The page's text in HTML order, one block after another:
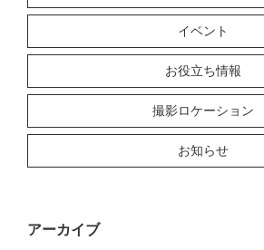
イベント
お役立ち情報
撮影ロケーション
お知らせ
アーカイブ